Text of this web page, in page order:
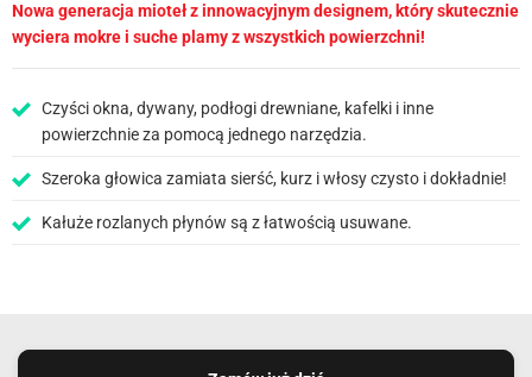
Nowa generacja mioteł z innowacyjnym designem, który skutecznie
wyciera mokre i suche plamy z wszystkich powierzchni!
Czyści okna, dywany, podłogi drewniane, kafelki i inne
powierzchnie za pomocą jednego narzędzia.
Szeroka głowica zamiata sierść, kurz i włosy czysto i dokładnie!
Kałuże rozlanych płynów są z łatwością usuwane.